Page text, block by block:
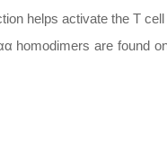
helps activate the T
homodimers are found